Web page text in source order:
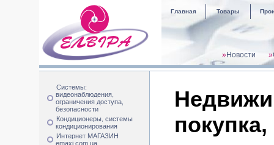
Главная Товары
»Новости »
Системы:
видеонаблюдения,
ограничения доступа,
безопасности
Кондиционеры, системы
кондиционирования
Интернет МАГАЗИН
emaxi.com.ua